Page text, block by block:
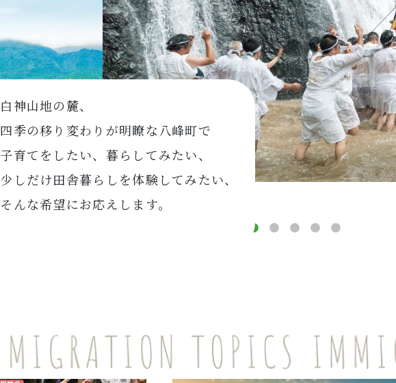
白神山地の麓、
四季の移り変わりが明瞭な八峰町で
子育てをしたい、暮らしてみたい、
少しだけ田舎暮らしを体験してみたい、
そんな希望にお応えします。